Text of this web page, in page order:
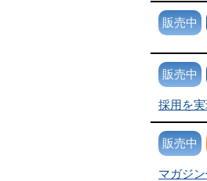
販売中
販売中
採用を
販売中
マガジン